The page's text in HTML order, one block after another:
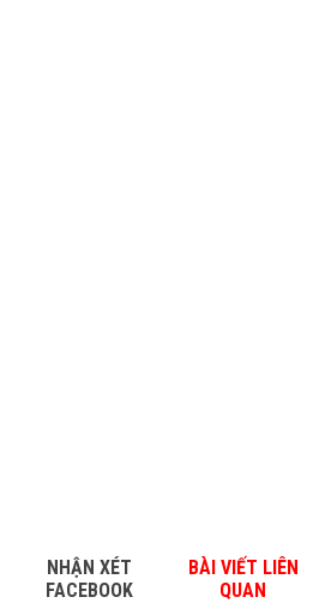
NHẬN XÉT
FACEBOOK
BÀI VIẾT LIÊN
QUAN